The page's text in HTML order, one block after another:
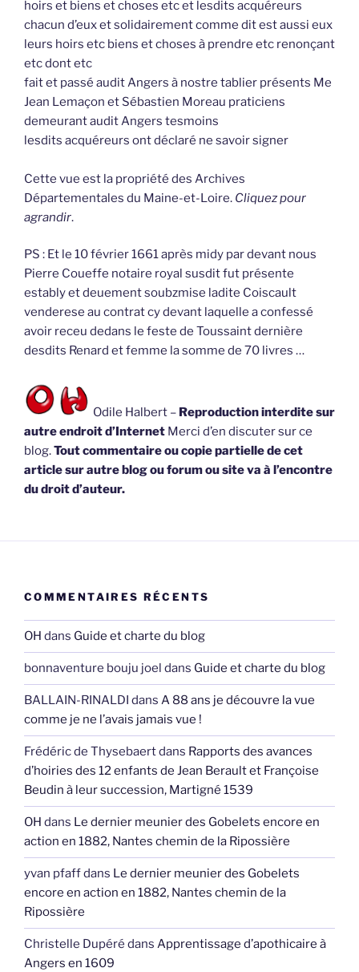
hoirs et biens et choses etc et lesdits acquéreurs
chacun d’eux et solidairement comme dit est aussi eux
leurs hoirs etc biens et choses à prendre etc renonçant
etc dont etc
fait et passé audit Angers à nostre tablier présents Me
Jean Lemaçon et Sébastien Moreau praticiens
demeurant audit Angers tesmoins
lesdits acquéreurs ont déclaré ne savoir signer
Cette vue est la propriété des Archives
Départementales du Maine-et-Loire. Cliquez pour
agrandir.
PS : Et le 10 février 1661 après midy par devant nous
Pierre Coueffe notaire royal susdit fut présente
estably et deuement soubzmise ladite Coiscault
venderese au contrat cy devant laquelle a confessé
avoir receu dedans le feste de Toussaint dernière
desdits Renard et femme la somme de 70 livres …
Odile Halbert – Reproduction interdite sur
autre endroit d’Internet Merci d’en discuter sur ce
blog.Tout commentaire ou copie partielle de cet
article sur autre blog ou forum ou site va à l’encontre
du droit d’auteur.
COMMENTAIRES RÉCENTS
OH dans Guide et charte du blog
bonnaventure bouju joel dans Guide et charte du blog
BALLAIN-RINALDI dans A 88 ans je découvre la vue
comme je ne l’avais jamais vue !
Frédéric de Thysebaertdans Rapports des avances
d’hoiries des 12 enfants de Jean Berault et Françoise
Beudin à leur succession, Martigné 1539
OH dans Le dernier meunier des Gobelets encore en
action en 1882, Nantes chemin de la Ripossière
yvan pfaffdans Le dernier meunier des Gobelets
encore en action en 1882, Nantes chemin de la
Ripossière
Christelle Dupéré dans Apprentissage d’apothicaire à
Angers en 1609